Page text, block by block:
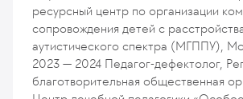
ресурсный центр по организации
сопровождения детей с
аутистического спектра (МГППУ),
2023 — 2024 Педагог-дефектолог,
благотворительная общественная